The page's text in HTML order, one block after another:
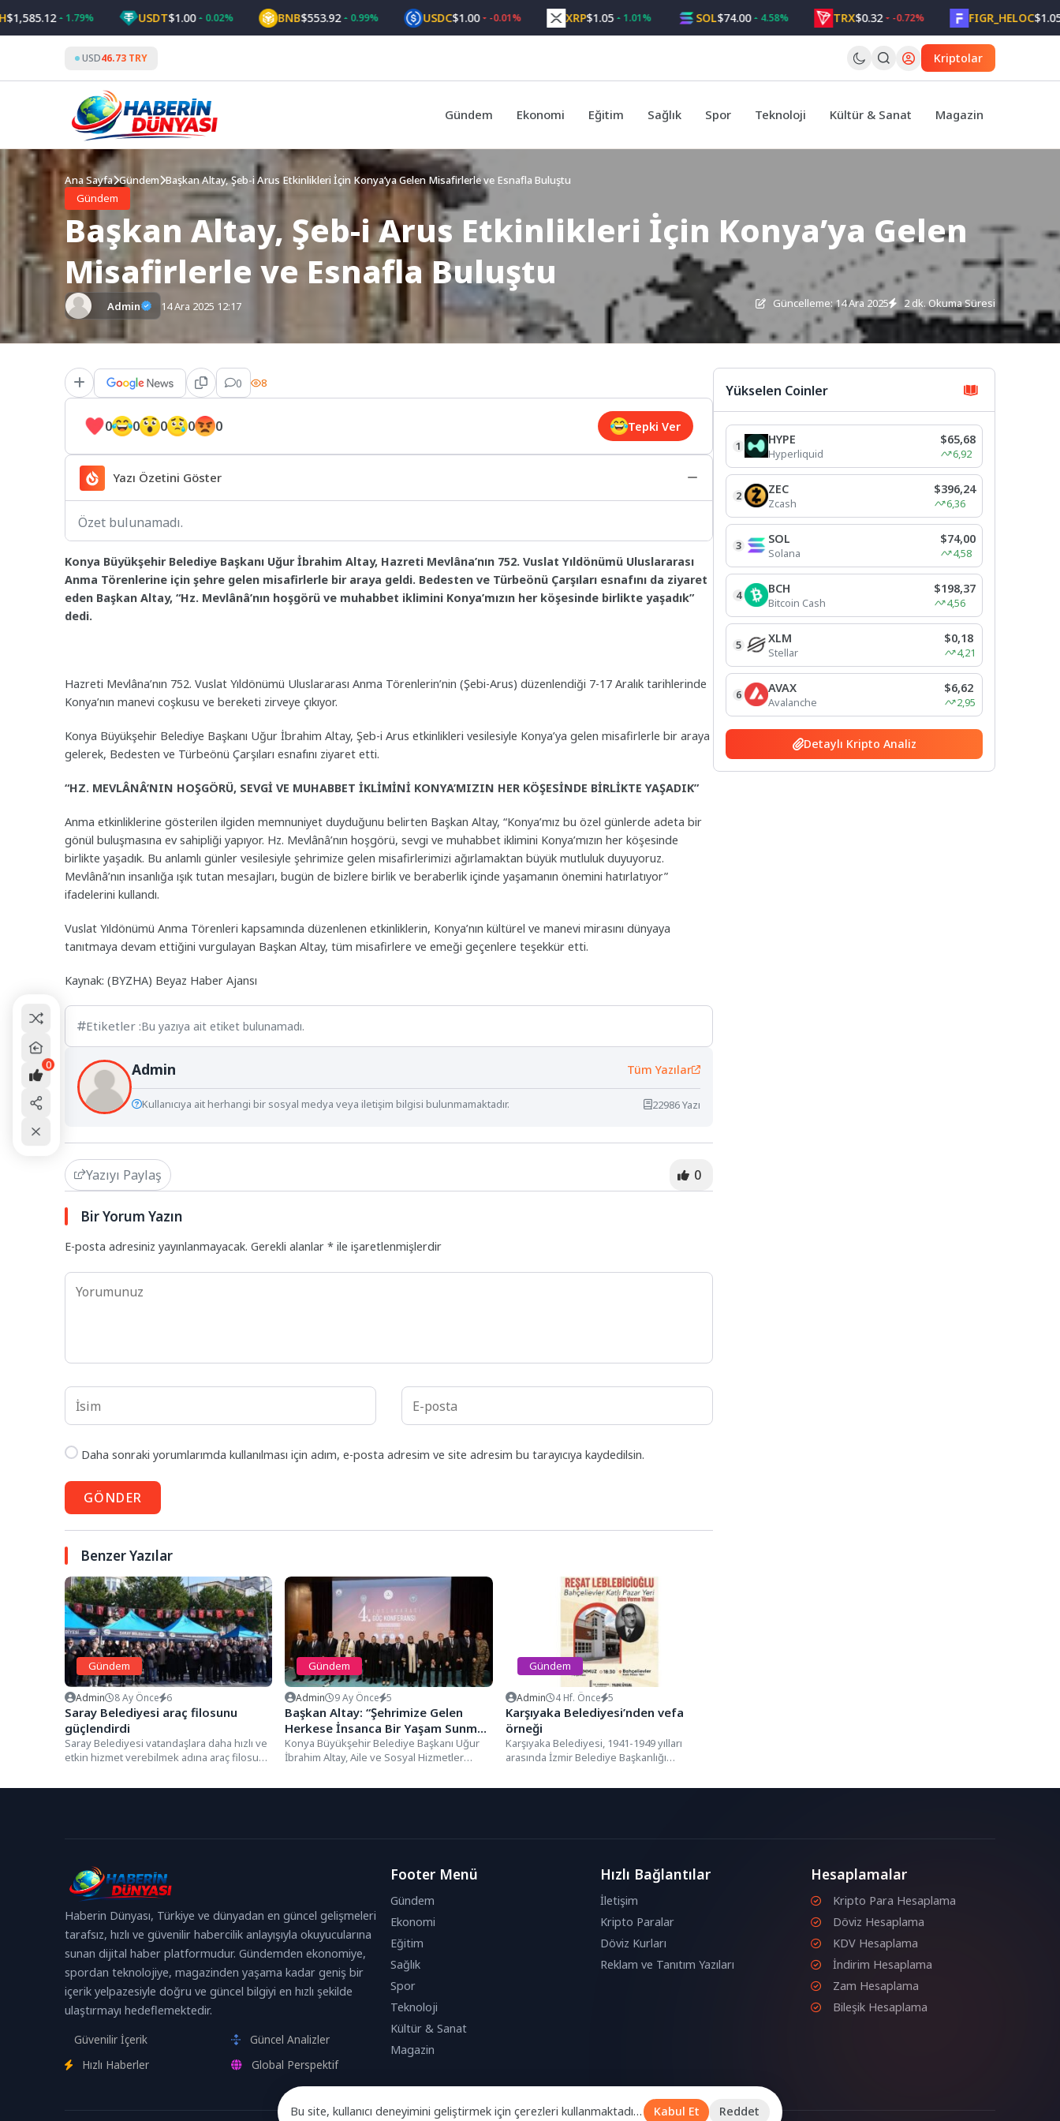
to
1.79% USDT$1.00 0.02% BNB$553.92 0.99% USDC$1.00 -0.01% XRP$1.05 1.01% SOL$74.00 4.58% TRX$0.32 -0.72% FIGR_HELOC$1.05
USD46.73 TRY Kriptolar
Gündem Ekonomi Eğitim Sağlık Spor Teknoloji Kültür & Sanat Magazin
Ana Sayfa Gündem Başkan Altay, Şeb-i Arus Etkinlikleri İçin Konya’ya Gelen Misafirlerle ve Esnafla Buluştu
Gündem
Başkan Altay, Şeb-i Arus Etkinlikleri İçin Konya’ya Gelen
Misafirlerle ve Esnafla Buluştu
Admin 14 Ara 2025 12:17 Güncelleme: 14 Ara 2025 2 dk. Okuma Süresi
0 8
0 0 0 0 0 Tepki Ver
Yazı Özetini Göster
Özet bulunamadı.
Konya Büyükşehir Belediye Başkanı Uğur İbrahim Altay, Hazreti Mevlâna’nın 752. Vuslat Yıldönümü Uluslararası
Anma Törenlerine için şehre gelen misafirlerle bir araya geldi. Bedesten ve Türbeönü Çarşıları esnafını da ziyaret
eden Başkan Altay, “Hz. Mevlânâ’nın hoşgörü ve muhabbet iklimini Konya’mızın her köşesinde birlikte yaşadık”
dedi.
Hazreti Mevlâna’nın 752. Vuslat Yıldönümü Uluslararası Anma Törenlerin’nin (Şebi-Arus) düzenlendiği 7-17 Aralık tarihlerinde
Konya’nın manevi coşkusu ve bereketi zirveye çıkıyor.
Konya Büyükşehir Belediye Başkanı Uğur İbrahim Altay, Şeb-i Arus etkinlikleri vesilesiyle Konya’ya gelen misafirlerle bir araya
gelerek, Bedesten ve Türbeönü Çarşıları esnafını ziyaret etti.
“HZ. MEVLÂNÂ’NIN HOŞGÖRÜ, SEVGİ VE MUHABBET İKLİMİNİ KONYA’MIZIN HER KÖŞESİNDE BİRLİKTE YAŞADIK”
Anma etkinliklerine gösterilen ilgiden memnuniyet duyduğunu belirten Başkan Altay, “Konya’mız bu özel günlerde adeta bir
gönül buluşmasına ev sahipliği yapıyor. Hz. Mevlânâ’nın hoşgörü, sevgi ve muhabbet iklimini Konya’mızın her köşesinde
birlikte yaşadık. Bu anlamlı günler vesilesiyle şehrimize gelen misafirlerimizi ağırlamaktan büyük mutluluk duyuyoruz.
Mevlânâ’nın insanlığa ışık tutan mesajları, bugün de bizlere birlik ve beraberlik içinde yaşamanın önemini hatırlatıyor”
ifadelerini kullandı.
Vuslat Yıldönümü Anma Törenleri kapsamında düzenlenen etkinliklerin, Konya’nın kültürel ve manevi mirasını dünyaya
tanıtmaya devam ettiğini vurgulayan Başkan Altay, tüm misafirlere ve emeği geçenlere teşekkür etti.
Kaynak: (BYZHA) Beyaz Haber Ajansı
Etiketler :Bu yazıya ait etiket bulunamadı.
Admin Tüm Yazılar
Kullanıcıya ait herhangi bir sosyal medya veya iletişim bilgisi bulunmamaktadır. 22986 Yazı
Yazıyı Paylaş 0
Bir Yorum Yazın
E-posta adresiniz yayınlanmayacak. Gerekli alanlar * ile işaretlenmişlerdir
Daha sonraki yorumlarımda kullanılması için adım, e-posta adresim ve site adresim bu tarayıcıya kaydedilsin.
GÖNDER
Benzer Yazılar
Gündem
Admin 8 Ay Önce 6
Saray Belediyesi araç filosunu
güçlendirdi
Saray Belediyesi vatandaşlara daha hızlı ve
etkin hizmet verebilmek adına araç filosuna
Gündem
Admin 9 Ay Önce 5
Başkan Altay: “Şehrimize Gelen
Herkese İnsanca Bir Yaşam Sunmak
Zorundayız”
Konya Büyükşehir Belediye Başkanı Uğur
İbrahim Altay, Aile ve Sosyal Hizmetler
Gündem
Admin 4 Hf. Önce 5
Karşıyaka Belediyesi’nden vefa
örneği
Karşıyaka Belediyesi, 1941-1949 yılları
arasında İzmir Belediye Başkanlığı
adını Karşıyaka’da yaşatacak....
Yükselen Coinler
1 HYPE
Hyperliquid
$65,68
6,92
2 ZEC
Zcash
$396,24
6,36
3 SOL
Solana
$74,00
4,58
4 BCH
Bitcoin Cash
$198,37
4,56
5 XLM
Stellar
$0,18
4,21
6 AVAX
Avalanche
$6,62
2,95
Detaylı Kripto Analiz
Haberin Dünyası, Türkiye ve dünyadan en güncel gelişmeleri
tarafsız, hızlı ve güvenilir habercilik anlayışıyla okuyucularına
sunan dijital haber platformudur. Gündemden ekonomiye,
spordan teknolojiye, magazinden yaşama kadar geniş bir
içerik yelpazesiyle doğru ve güncel bilgiyi en hızlı şekilde
ulaştırmayı hedeflemektedir.
Güvenilir İçerik
Güncel Analizler
Hızlı Haberler
Global Perspektif
Footer Menü
Gündem
Ekonomi
Eğitim
Sağlık
Spor
Teknoloji
Kültür & Sanat
Magazin
Hızlı Bağlantılar
İletişim
Kripto Paralar
Döviz Kurları
Reklam ve Tanıtım Yazıları
Hesaplamalar
Kripto Para Hesaplama
Döviz Hesaplama
KDV Hesaplama
İndirim Hesaplama
Zam Hesaplama
Bileşik Hesaplama
0
Bu site, kullanıcı deneyimini geliştirmek için çerezleri kullanmaktadır.
Kabul Et Reddet